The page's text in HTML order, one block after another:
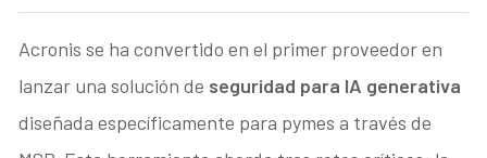
Acronis se ha convertido en el primer proveedor en
lanzar una solución de seguridad para IA generativa
diseñada específicamente para pymes a través de